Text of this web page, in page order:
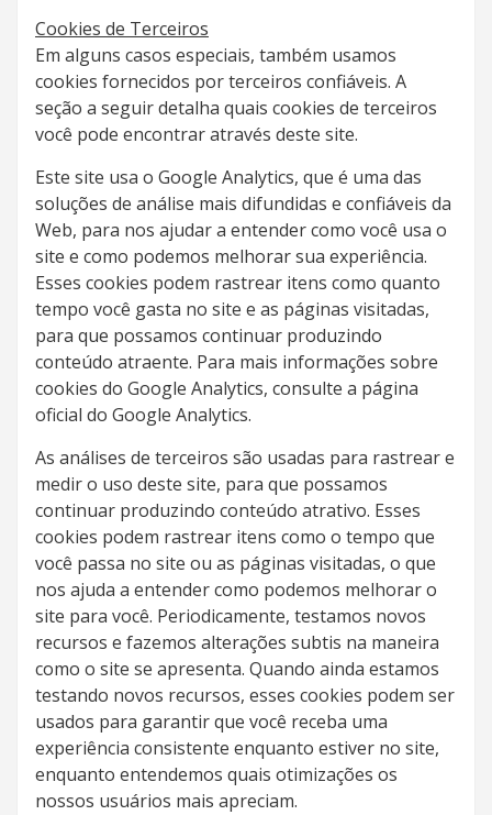
Cookies de Terceiros
Em alguns casos especiais, também usamos
cookies fornecidos por terceiros confiáveis. A
seção a seguir detalha quais cookies de terceiros
você pode encontrar através deste site.
Este site usa o Google Analytics, que é uma das
soluções de análise mais difundidas e confiáveis ​​da
Web, para nos ajudar a entender como você usa o
site e como podemos melhorar sua experiência.
Esses cookies podem rastrear itens como quanto
tempo você gasta no site e as páginas visitadas,
para que possamos continuar produzindo
conteúdo atraente. Para mais informações sobre
cookies do Google Analytics, consulte a página
oficial do Google Analytics.
As análises de terceiros são usadas para rastrear e
medir o uso deste site, para que possamos
continuar produzindo conteúdo atrativo. Esses
cookies podem rastrear itens como o tempo que
você passa no site ou as páginas visitadas, o que
nos ajuda a entender como podemos melhorar o
site para você. Periodicamente, testamos novos
recursos e fazemos alterações subtis na maneira
como o site se apresenta. Quando ainda estamos
testando novos recursos, esses cookies podem ser
usados ​​para garantir que você receba uma
experiência consistente enquanto estiver no site,
enquanto entendemos quais otimizações os
nossos usuários mais apreciam.